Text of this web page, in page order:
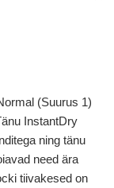
(Suurus 1)
InstantDry
ning tänu
need ära
tiivakesed on